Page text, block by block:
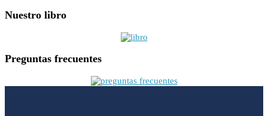
Nuestro libro
Preguntas frecuentes